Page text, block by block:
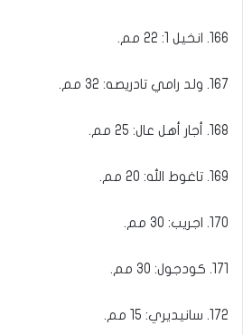
166. انخيل 1: 22 مم.
167. ولد رامي تادريصه: 32 مم.
168. أجار أهل عال: 25 مم.
169. تاغوط الله: 20 مم.
170. اجريب: 30 مم.
171. كودجول: 30 مم.
172. سانيديري: 15 مم.